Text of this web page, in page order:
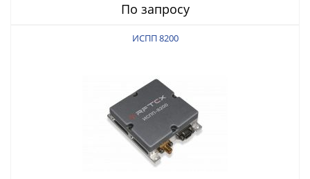
По запросу
ИСПП 8200